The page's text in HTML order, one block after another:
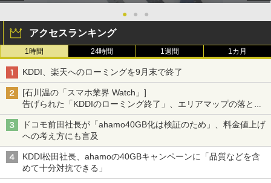
● ● ●
アクセスランキング
1時間 24時間 1週間 1カ月
KDDI、楽天へのローミングを9月末で終了
[石川温の「スマホ業界 Watch」]
告げられた「KDDIのローミング終了」、エリアマップの落とし
穴と楽天モバイルの課題
ドコモ前田社長が「ahamo40GB化は検証のため」、料金値上げ
への考え方にも言及
KDDI松田社長、ahamoの40GBキャンペーンに「品質などを含
めて十分対抗できる」